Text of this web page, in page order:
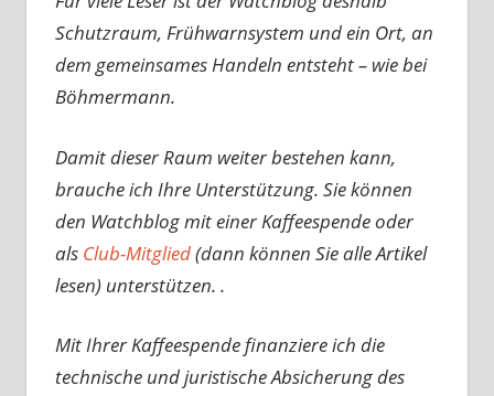
Schutzraum, Frühwarnsystem und ein Ort, an
dem gemeinsames Handeln entsteht – wie bei
Böhmermann.
Damit dieser Raum weiter bestehen kann,
brauche ich Ihre Unterstützung. Sie können
den Watchblog mit einer Kaffeespende oder
als Club-Mitglied(dann können Sie alle Artikel
lesen) unterstützen. .
Mit Ihrer Kaffeespende finanziere ich die
technische und juristische Absicherung des